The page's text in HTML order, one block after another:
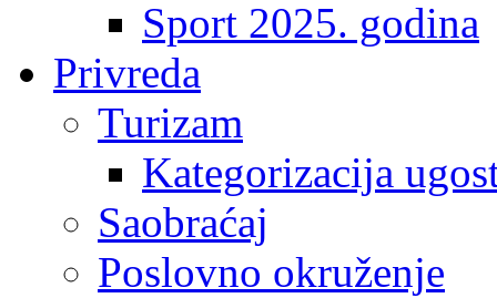
Sport 2025. godina
Privreda
Turizam
Kategorizacija
Saobraćaj
Poslovno okruženje